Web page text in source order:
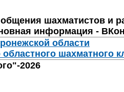
шахматистов и
информация -
области
шахматного
2026